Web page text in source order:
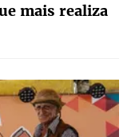
mais realiza